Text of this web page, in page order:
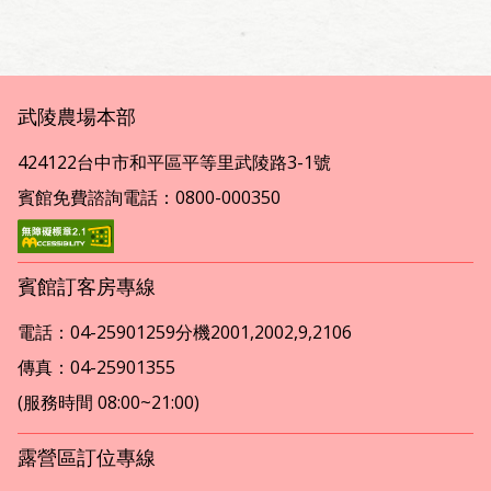
武陵農場本部
424122台中市和平區平等里武陵路3-1號
賓館免費諮詢電話：0800-000350
賓館訂客房專線
電話：04-25901259分機2001,2002,9,2106
傳真：04-25901355
(服務時間 08:00~21:00)
露營區訂位專線